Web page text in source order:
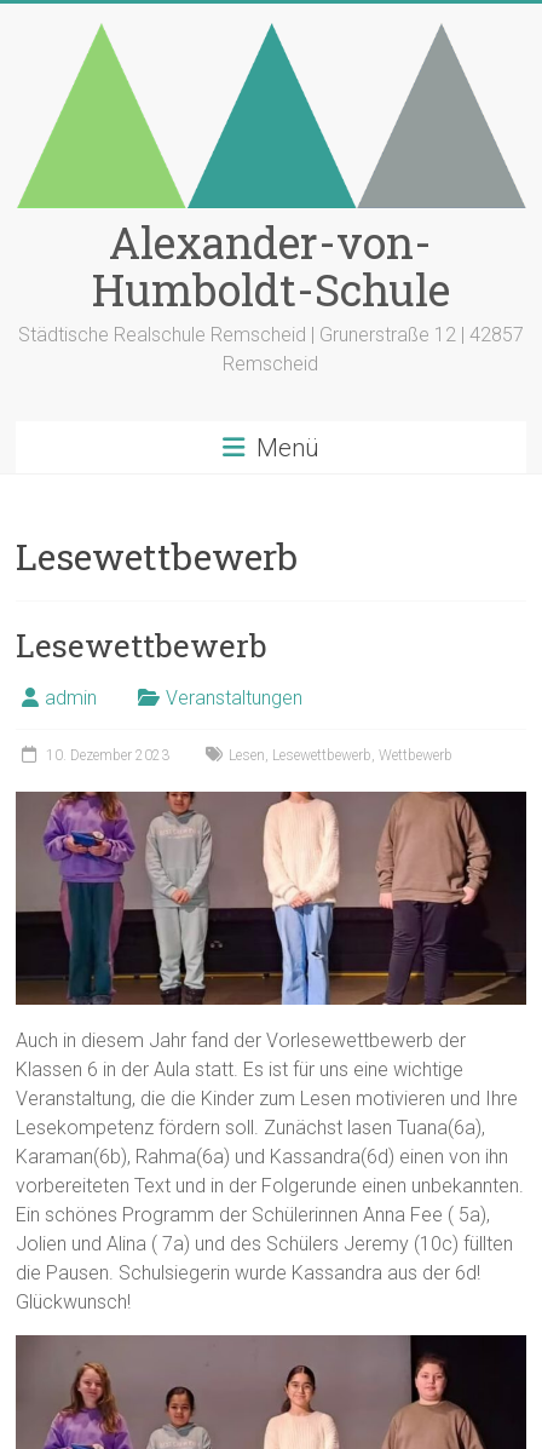
Alexander-von-
Humboldt-Schule
Städtische Realschule Remscheid | Grunerstraße 12 | 42857
Remscheid
Menü
Lesewettbewerb
Lesewettbewerb
admin Veranstaltungen
10. Dezember 2023 Lesen, Lesewettbewerb,Wettbewerb
Auch in diesem Jahr fand der Vorlesewettbewerb der
Klassen 6 in der Aula statt. Es ist für uns eine wichtige
Veranstaltung, die die Kinder zum Lesen motivieren und Ihre
Lesekompetenz fördern soll. Zunächst lasen Tuana(6a),
Karaman(6b), Rahma(6a) und Kassandra(6d) einen von ihn
vorbereiteten Text und in der Folgerunde einen unbekannten.
Ein schönes Programm der Schülerinnen Anna Fee ( 5a),
Jolien und Alina ( 7a) und des Schülers Jeremy (10c) füllten
die Pausen. Schulsiegerin wurde Kassandra aus der 6d!
Glückwunsch!